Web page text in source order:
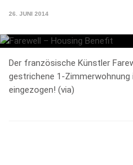
26. JUNI 2014
Der französische Künstler
gestrichene 1-Zimmerwohnung
eingezogen! (via)